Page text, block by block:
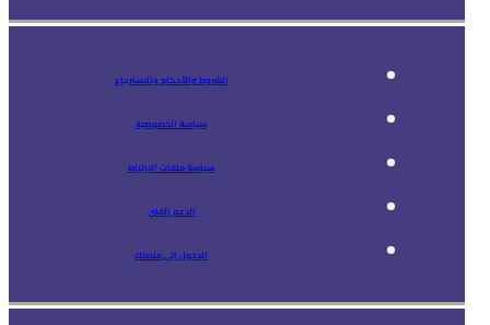
الشروط والأحكام والاسترجاع
سياسة الخصوصية
سياسة ملفات الارتباط
الدعم الفني
الدخول إلى منصتك